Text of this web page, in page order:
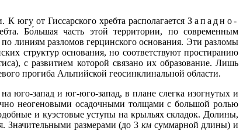
югу от Гиссарского хребта располагаетсяЗападно-
Бо́льшая часть этой территории, по современным
линиям разломов герцинского основания. Эти разломы
структур основания, но соответствуют простиранию
с развитием которой связано их образование. Лишь
прогиба Альпийской геосинклинальной области.
юго-запад и юг-юго-запад, в плане слегка изогнутых и
неогеновыми осадочными толщами с большой ролью
и куэстовые уступы на крыльях складок. Долины,
Значительными размерами (до 3 кмсуммарной длины) и